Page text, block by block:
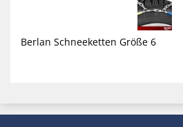
Berlan Schneeketten Größe 6